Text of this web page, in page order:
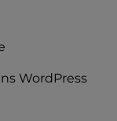
WordPress